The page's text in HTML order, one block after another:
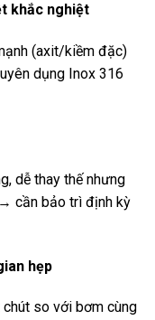
khắc nghiệt
(axit/kiềm đặc)
dụng Inox 316
dễ thay thế nhưng
cần bảo trì định kỳ
hẹp
so với bơm cùng